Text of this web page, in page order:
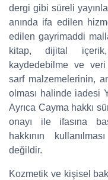
dergi gibi süreli
anında ifa edilen
edilen gayrimaddi
kitap, dijital içerik,
kaydedebilme ve veri
sarf malzemelerinin,
olması halinde iadesi
Ayrıca Cayma hakkı
onayı ile ifasına
hakkının
değildir.
Kozmetik ve kişisel